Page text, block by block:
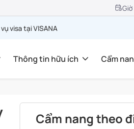
visa tại VISANA
Thông tin hữu ích Cẩm
Cẩm nang theo